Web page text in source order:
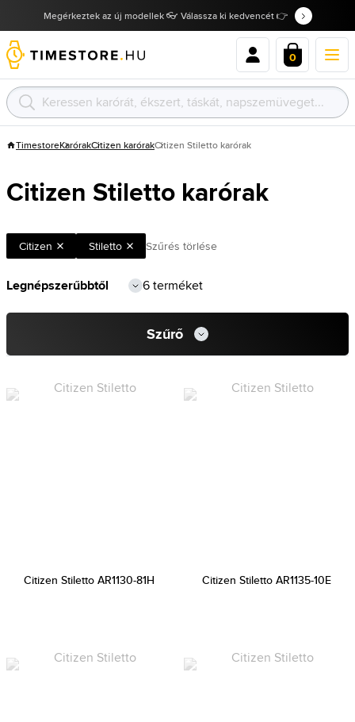
Megérkeztek az új modellek 👓 Válassza ki kedvencét 👉
0
TimestoreKarórakCitizen karórakCitizen Stiletto karórak
Citizen Stiletto karórak
Citizen Stiletto Szűrés törlése
6 terméket
Szűrő
Citizen Stiletto AR1130-81H Citizen Stiletto AR1135-10E